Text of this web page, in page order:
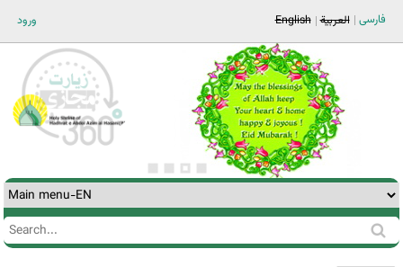
ورود فارسی العربية English
Search
Search